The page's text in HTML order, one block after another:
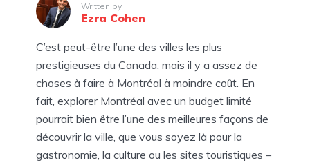
Written by
Ezra Cohen
C’est peut-être l’une des villes les plus
prestigieuses du Canada, mais il y a assez de
choses à faire à Montréal à moindre coût. En
fait, explorer Montréal avec un budget limité
pourrait bien être l’une des meilleures façons de
découvrir la ville, que vous soyez là pour la
gastronomie, la culture ou les sites touristiques –